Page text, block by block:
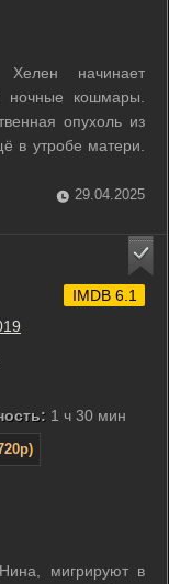
начинает
ночные кошмары.
опухоль из
в утробе матери.
а злой
и в личность
29.04.2025
1 ч 30 мин
IMDB 6.1
мигрируют в